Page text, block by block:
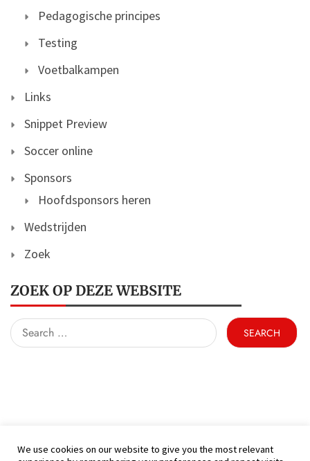
Pedagogische principes
Testing
Voetbalkampen
Links
Snippet Preview
Soccer online
Sponsors
Hoofdsponsors heren
Wedstrijden
Zoek
ZOEK OP DEZE WEBSITE
Search
for:
We use cookies on our website to give you the most relevant